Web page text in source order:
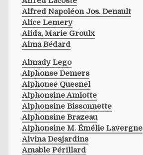
Alfred Napoléon Jos. Denault
Alice Lemery
Alida, Marie Groulx
Alma Bédard
Almady Lego
Alphonse Demers
Alphonse Quesnel
Alphonsine Amiotte
Alphonsine Bissonnette
Alphonsine Brazeau
Alphonsine M. Émélie Lavergne
Alvina Desjardins
Amable Périllard